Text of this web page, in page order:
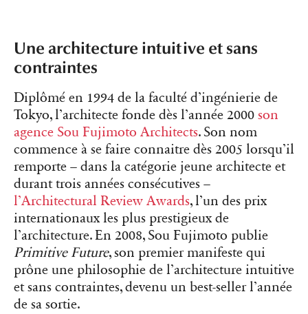
Une architecture intuitive et sans
contraintes
Diplômé en 1994 de la faculté d’ingénierie de
Tokyo, l’architecte fonde dès l’année 2000 son
agence Sou Fujimoto Architects. Son nom
commence à se faire connaitre dès 2005 lorsqu’il
remporte – dans la catégorie jeune architecte et
durant trois années consécutives –
l’Architectural Review Awards, l’un des prix
internationaux les plus prestigieux de
l’architecture. En 2008, Sou Fujimoto publie
Primitive Future, son premier manifeste qui
prône une philosophie de l’architecture intuitive
et sans contraintes, devenu un best-seller l’année
de sa sortie.